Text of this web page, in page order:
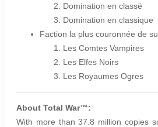
Domination en classé
Domination en classique
Faction la plus couronnée de
Les Comtes Vampires
Les Elfes Noirs
Les Royaumes Ogres
About Total War™:
With more than 37.8 million copies